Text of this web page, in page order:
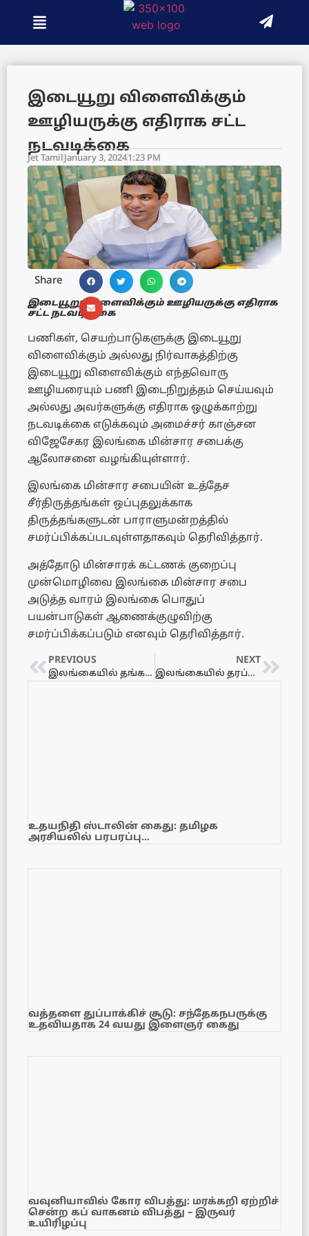
இடையூறு விளைவிக்கும்
ஊழியருக்கு எதிராக சட்ட
நடவடிக்கை
Jet Tamil January 3, 20241:23 PM
Share
இடையூறு விளைவிக்கும் ஊழியருக்கு எதிராக
சட்ட நடவடிக்கை
பணிகள், செயற்பாடுகளுக்கு இடையூறு
விளைவிக்கும் அல்லது நிர்வாகத்திற்கு
இடையூறு விளைவிக்கும் எந்தவொரு
ஊழியரையும் பணி இடைநிறுத்தம் செய்யவும்
அல்லது அவர்களுக்கு எதிராக ஒழுக்காற்று
நடவடிக்கை எடுக்கவும் அமைச்சர் காஞ்சன
விஜேசேகர இலங்கை மின்சார சபைக்கு
ஆலோசனை வழங்கியுள்ளார்.
இலங்கை மின்சார சபையின் உத்தேச
சீர்திருத்தங்கள் ஒப்புதலுக்காக
திருத்தங்களுடன் பாராளுமன்றத்தில்
சமர்ப்பிக்கப்படவுள்ளதாகவும் தெரிவித்தார்.
அத்தோடு மின்சாரக் கட்டணக் குறைப்பு
முன்மொழிவை இலங்கை மின்சார சபை
அடுத்த வாரம் இலங்கை பொதுப்
பயன்பாடுகள் ஆணைக்குழுவிற்கு
சமர்ப்பிக்கப்படும் எனவும் தெரிவித்தார்.
PREVIOUS
இலங்கையில் தங்கத்தின் விலையில் மீண்டும் மாற்றம்
NEXT
இலங்கையில் தரப்பரிசோதனையில் தோல்வியடைந்த மருந்துகள்..!
உதயநிதி ஸ்டாலின் கைது: தமிழக
அரசியலில் பரபரப்பு…
வத்தளை துப்பாக்கிச் சூடு: சந்தேகநபருக்கு
உதவியதாக 24 வயது இளைஞர் கைது
வவுனியாவில் கோர விபத்து: மரக்கறி ஏற்றிச்
சென்ற கப் வாகனம் விபத்து – இருவர்
உயிரிழப்பு